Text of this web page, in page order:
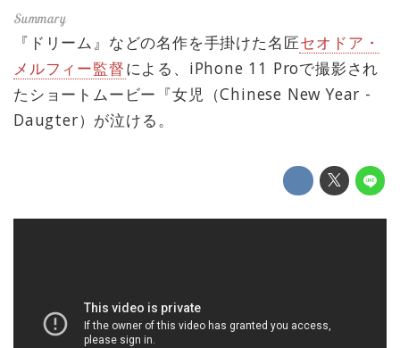
『ドリーム』などの名作を手掛けた名匠セオドア・
メルフィー監督による、iPhone 11 Proで撮影され
たショートムービー『女児（Chinese New Year -
Daugter）が泣ける。